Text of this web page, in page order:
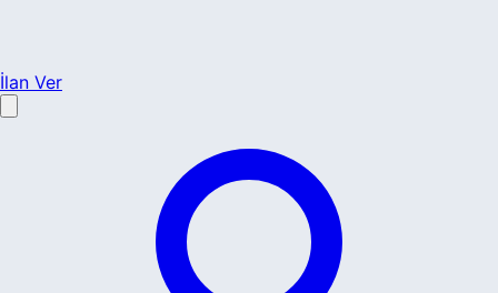
İlan Ver